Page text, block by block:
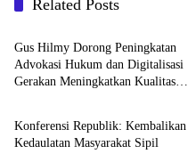
Related Posts
Hukum & politik
Gus Hilmy Dorong Peningkatan
Advokasi Hukum dan Digitalisasi
Gerakan Meningkatkan Kualitas
Berita
Konferensi Republik: Kembalikan
Kedaulatan Masyarakat Sipil